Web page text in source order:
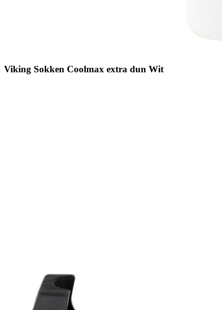
Viking Sokken Coolmax extra dun Wit